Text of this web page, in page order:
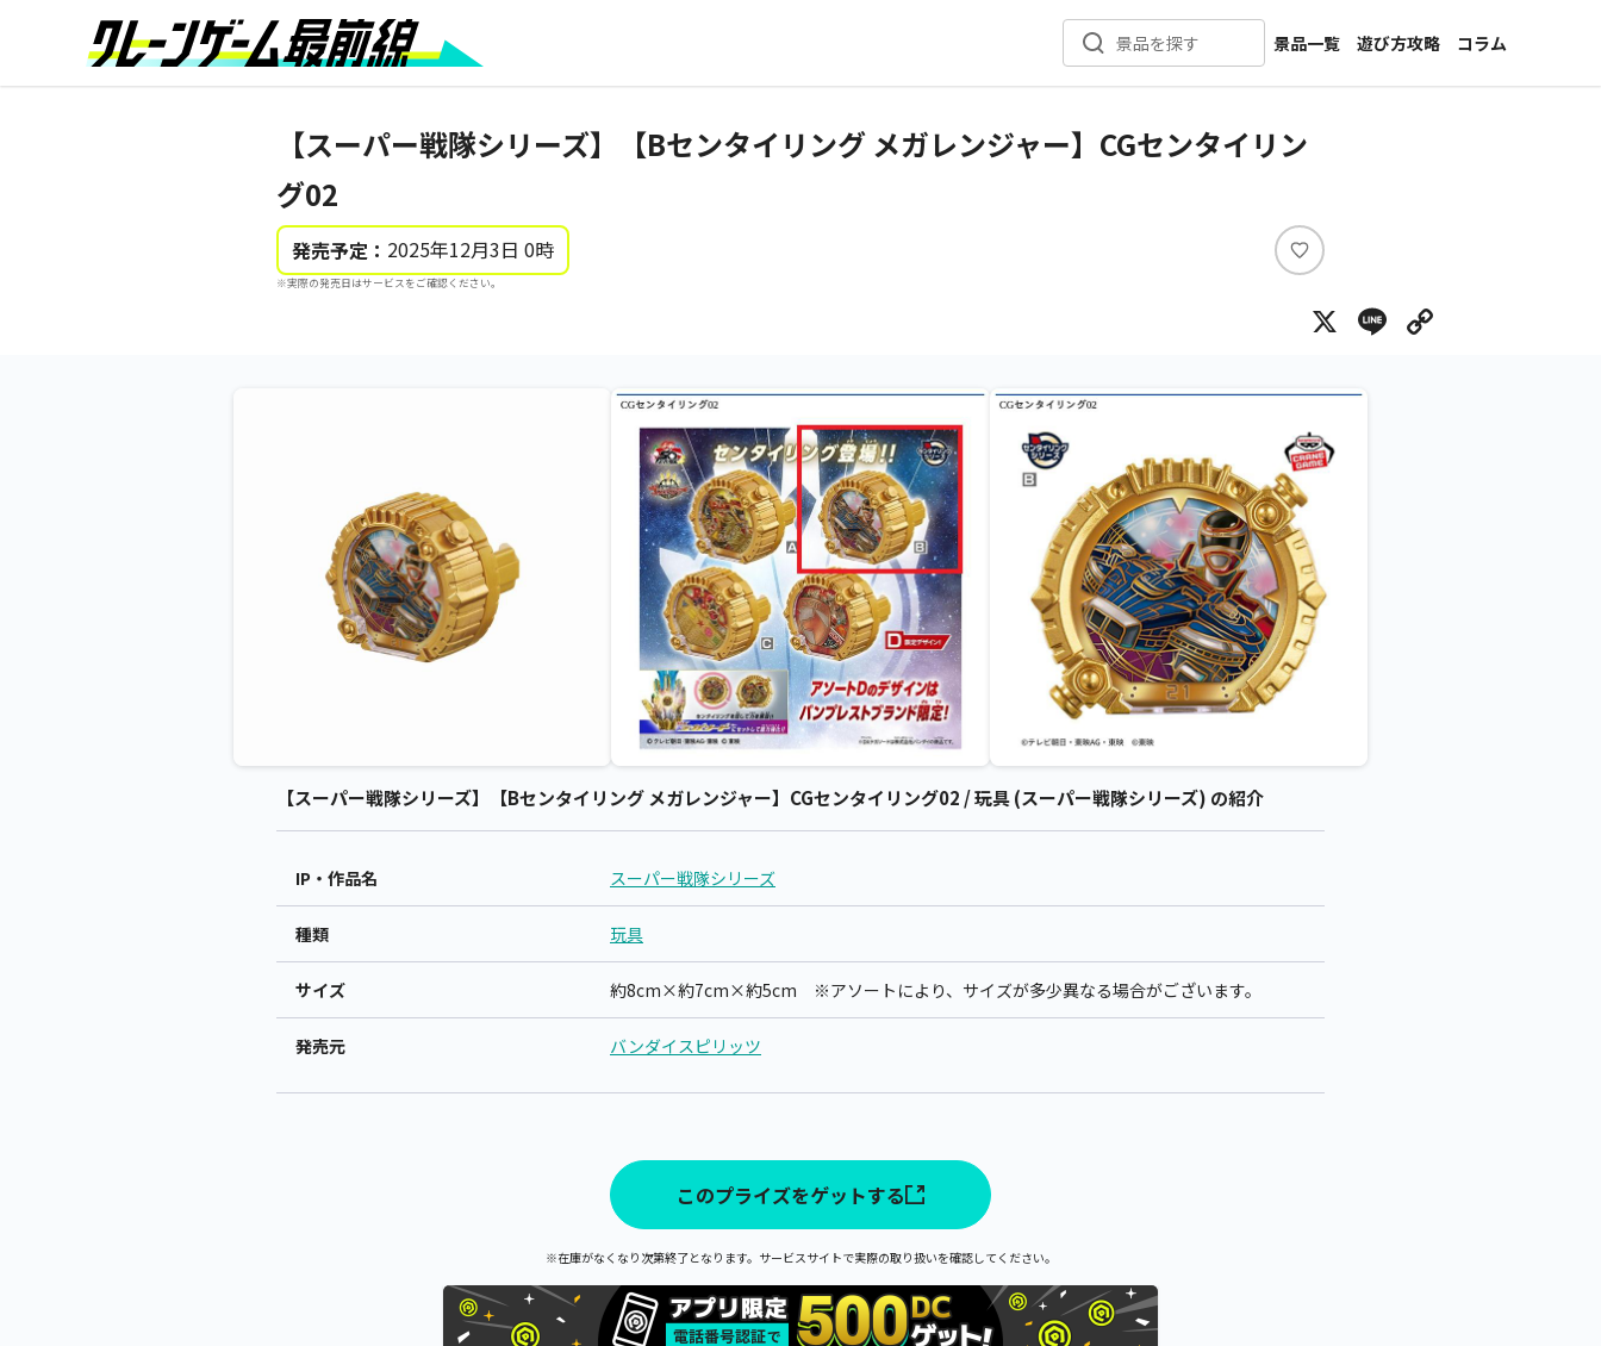
景品を探す
景品一覧
新着景品
遊び方攻略
コラム
インタビュー
【スーパー戦隊シリーズ】【Bセンタイリング メガレンジャー】CGセンタイリン
グ02
発売予定： 2025年12月3日 0時
※実際の発売日はサービスをご確認ください。
い
ね
X Line
【スーパー戦隊シリーズ】【Bセンタイリング メガレンジャー】CGセンタイリング02 / 玩具 (スーパー戦隊シリーズ) の紹介
IP・作品名 スーパー戦隊シリーズ
種類 玩具
サイズ 約8cm×約7cm×約5cm ※アソートにより、サイズが多少異なる場合がございます。
発売元 バンダイスピリッツ
このプライズをゲットする
※在庫がなくなり次第終了となります。サービスサイトで実際の取り扱いを確認してください。